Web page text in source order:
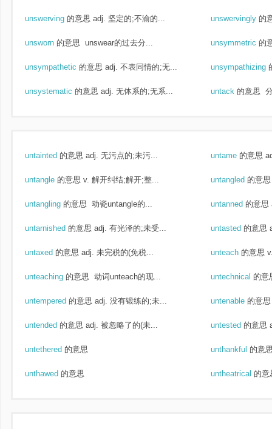
unswerving 的意思 adj. 坚定的;不渝的... unswervingly 的
unsworn 的意思 unswear的过去分... unsymmetric 的
unsympathetic 的意思 adj. 不表同情的;无... unsympathizing
unsystematic 的意思 adj. 无体系的;无系... untack 的意思
untainted 的意思 adj. 无污点的;未污... untame 的意思
untangle 的意思 v. 解开纠结;解开;整... untangled 的意思
untangling 的意思 动瓷untangle的... untanned 的意思
untarnished 的意思 adj. 有光泽的;未受... untasted 的意思
untaxed 的意思 adj. 未完税的(免税... unteach 的意思
unteaching 的意思 动词unteach的现... untechnical 的意
untempered 的意思 adj. 没有锻练的;未... untenable 的意思
untended 的意思 adj. 被忽略了的(未... untested 的意思
untethered 的意思 unthankful 的意
unthawed 的意思 untheatrical 的意